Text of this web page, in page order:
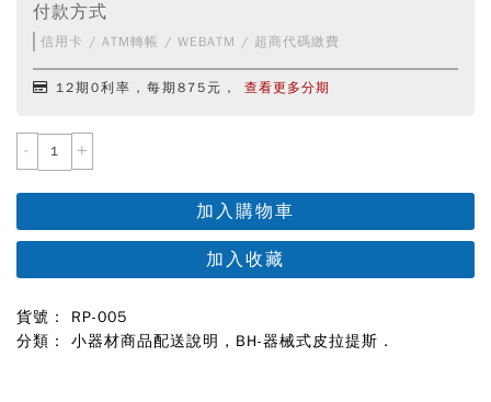
付款方式
信用卡 / ATM轉帳 / WEBATM / 超商代碼繳費
12期0利率，每期875元， 查看更多分期
- +
加入購物車
加入收藏
貨號： RP-005
分類： 小器材商品配送說明 , BH-器械式皮拉提斯 .